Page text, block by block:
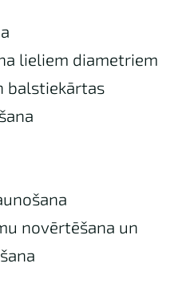
lieliem diametriem
balstiekārtas
novērtēšana un